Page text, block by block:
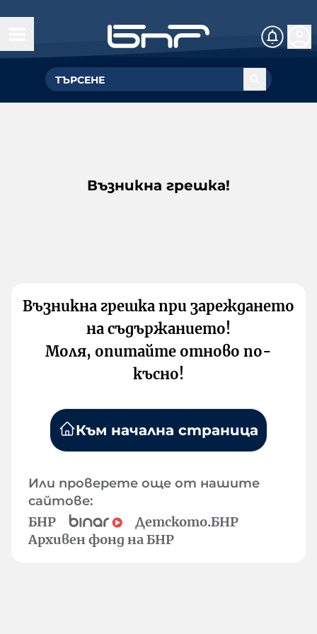
Възникна грешка!
Възникна грешка при зареждането
на съдържанието!
Моля, опитайте отново по-
късно!
Към начална страница
Или проверете още от нашите
сайтове:
БНР
Детското.БНР
Архивен фонд на БНР